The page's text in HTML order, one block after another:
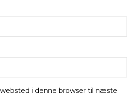
i denne browser til næste